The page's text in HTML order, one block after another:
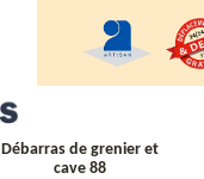
Débarras de grenier et
cave 88